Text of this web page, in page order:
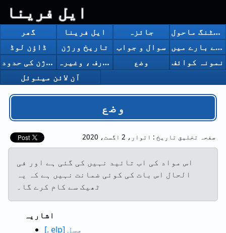
ایل فرینا
گھر ایل فرینا جائزہ
آپریٹنگ ماحول
ڈاؤن لوڈ
تاریخ ورژن سوال و جواب
شیئر ورژن خریدنے کے بارے میں
مفت ورژن کی حدود
اشاعت ، تعارف ، وغیرہ وضع
نمونہ کوائف
آن لائن مینوئل
وضع
صفحہ تخلیق تاریخ : اتوار، 2 اگست، 2020
اس مواد کی اب تائید نہیں کی گئی ہے اور فی
الحال اس بات کی کوئی ضمانت نہیں ہے کہ یہ
ٹھیک سے کام کرے گا۔
اشاریہ
[. elp] مسل